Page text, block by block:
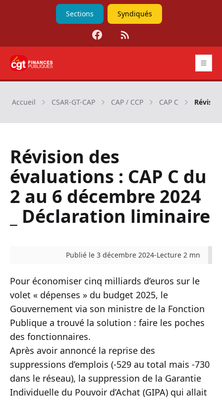
Sections Syndiqués
Facebook
RSS
CGT Finances publiques
Accueil CSAR-GT-CAP CAP / CCP CAP C
Révision des
évaluations : CAP C du
2 au 6 décembre 2024
_ Déclaration liminaire
Publié le 3 décembre 2024-Lecture 2 mn
Pour économiser cinq milliards d’euros sur le
volet « dépenses » du budget 2025, le
Gouvernement via son ministre de la Fonction
Publique a trouvé la solution : faire les poches
des fonctionnaires.
Après avoir annoncé la reprise des
suppressions d’emplois (-529 au total mais -730
dans le réseau), la suppression de la Garantie
Individuelle du Pouvoir d’Achat (GIPA) qui allait